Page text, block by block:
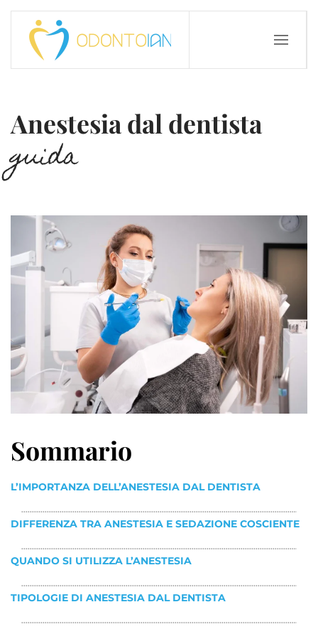
Anestesia dal dentista
guida
Sommario
L’IMPORTANZA DELL’ANESTESIA DAL DENTISTA
DIFFERENZA TRA ANESTESIA E SEDAZIONE COSCIENTE
QUANDO SI UTILIZZA L’ANESTESIA
TIPOLOGIE DI ANESTESIA DAL DENTISTA